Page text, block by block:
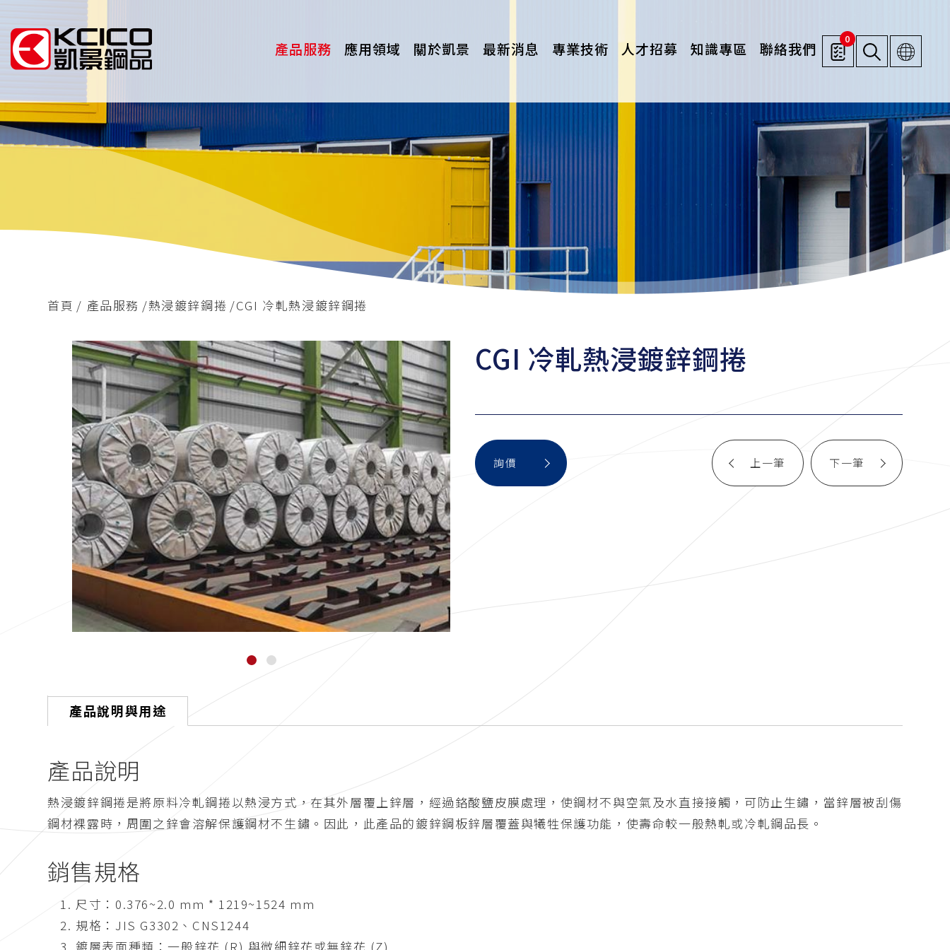
0
產品服務 應用領域 關於凱景 最新消息 專業技術 人才招募 知識專區 聯絡我們
首頁 產品服務 熱浸鍍鋅鋼捲 CGI 冷軋熱浸鍍鋅鋼捲
CGI 冷軋熱浸鍍鋅鋼捲
詢價 上一筆 下一筆
產品說明與用途
產品說明
熱浸鍍鋅鋼捲是將原料冷軋鋼捲以熱浸方式，在其外層覆上鋅層，經過鉻酸鹽皮膜處理，使鋼材不與空氣及水直接接觸，可防止生鏽，當鋅層被刮傷
鋼材裸露時，周圍之鋅會溶解保護鋼材不生鏽。因此，此產品的鍍鋅鋼板鋅層覆蓋與犧牲保護功能，使壽命較一般熱軋或冷軋鋼品長。
銷售規格
尺寸：0.376~2.0 mm * 1219~1524 mm
規格：JIS G3302、CNS1244
鍍層表面種類：一般鋅花 (R) 與微細鋅花或無鋅花 (Z)